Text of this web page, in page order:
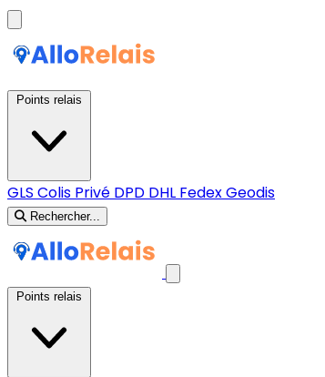
GLS Colis Privé DPD DHL FedexGeodis
Rechercher...